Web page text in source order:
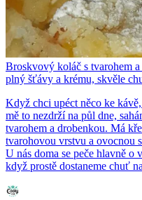
Broskvový koláč s tvarohem
plný šťávy a krému, skvěle
Když chci upéct něco ke
mě to nezdrží na půl dne,
tvarohem a drobenkou. Má
tvarohovou vrstvu a ovocnou
U nás doma se peče hlavně o
když prostě dostaneme chuť